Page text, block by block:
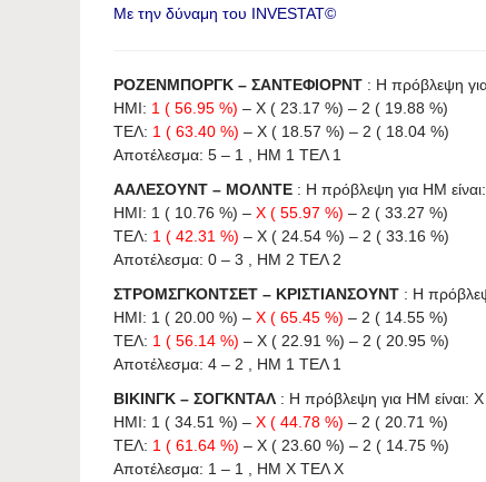
Με την δύναμη του INVESTAT©
ΡΟΖΕΝΜΠΟΡΓΚ – ΣΑΝΤΕΦΙΟΡΝΤ : Η πρόβλεψη για
ΗΜΙ: 1 ( 56.95 %) – X ( 23.17 %) – 2 ( 19.88 %)
ΤΕΛ: 1 ( 63.40 %) – X ( 18.57 %) – 2 ( 18.04 %)
Αποτέλεσμα: 5 – 1 , ΗΜ 1 ΤΕΛ 1
ΑΑΛΕΣΟΥΝΤ – ΜΟΛΝΤΕ : Η πρόβλεψη για HΜ είναι:
ΗΜΙ: 1 ( 10.76 %) – X ( 55.97 %) – 2 ( 33.27 %)
ΤΕΛ: 1 ( 42.31 %) – X ( 24.54 %) – 2 ( 33.16 %)
Αποτέλεσμα: 0 – 3 , ΗΜ 2 ΤΕΛ 2
ΣΤΡΟΜΣΓΚΟΝΤΣΕΤ – ΚΡΙΣΤΙΑΝΣΟΥΝΤ : Η
ΗΜΙ: 1 ( 20.00 %) – X ( 65.45 %) – 2 ( 14.55 %)
ΤΕΛ: 1 ( 56.14 %) – X ( 22.91 %) – 2 ( 20.95 %)
Αποτέλεσμα: 4 – 2 , ΗΜ 1 ΤΕΛ 1
ΒΙΚΙΝΓΚ – ΣΟΓΚΝΤΑΛ : Η πρόβλεψη για HΜ είναι: X
ΗΜΙ: 1 ( 34.51 %) – X ( 44.78 %) – 2 ( 20.71 %)
ΤΕΛ: 1 ( 61.64 %) – X ( 23.60 %) – 2 ( 14.75 %)
Αποτέλεσμα: 1 – 1 , ΗΜ X ΤΕΛ X